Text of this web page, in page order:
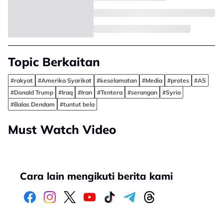
Topic Berkaitan
#rakyat #Amerika Syarikat #keselamatan #Media #protes
#AS
#Donald Trump
#Iraq #Iran #Tentera #serangan
#Syria
#Balas Dendam
#tuntut bela
Must Watch Video
Cara lain mengikuti berita kami